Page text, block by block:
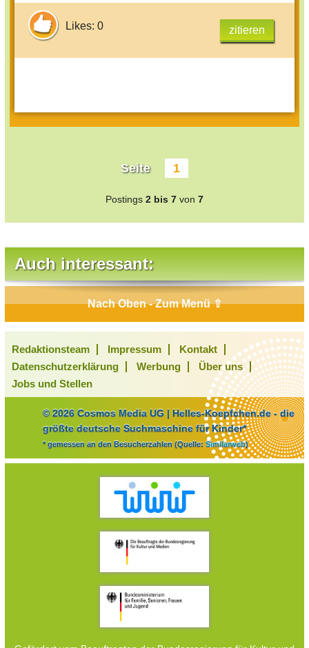
Likes: 0 zitieren
Seite 1
Postings 2 bis 7 von 7
Auch interessant:
Nach Oben - Zum Menü ⇧
Redaktionsteam Impressum
Kontakt
Datenschutzerklärung
Werbung
Über uns
Jobs und Stellen
© 2026 Cosmos Media UG | Helles-Koepfchen.de - die
größte deutsche Suchmaschine für Kinder*
* gemessen an den Besucherzahlen (Quelle: Similarweb)